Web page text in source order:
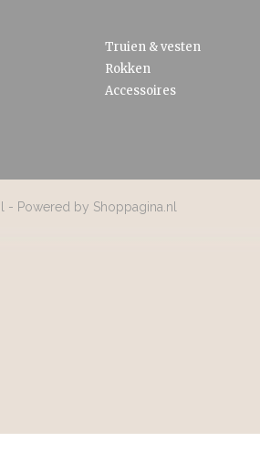
Truien & vesten
Rokken
Accessoires
Powered by Shoppagina.nl